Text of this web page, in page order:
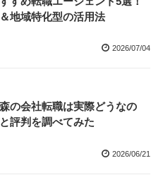
地域特化型の活用法
2026/07/04
森の会社転職は実際どうなの
評判を調べてみた
2026/06/21